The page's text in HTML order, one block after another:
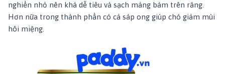
nghiền nhỏ nên khá dễ tiêu và sạch mảng bám trên răng.
Hơn nữa trong thành phần có cả sáp ong giúp chó giảm mùi
hôi miệng.